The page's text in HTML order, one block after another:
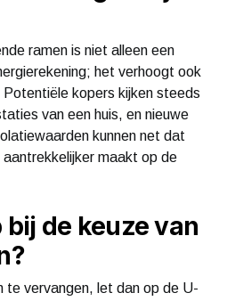
ramen is niet alleen een
het verhoogt ook
kopers kijken steeds
van een huis, en nieuwe
kunnen net dat
maakt op de
bij de keuze van
te vervangen, let dan op de U-